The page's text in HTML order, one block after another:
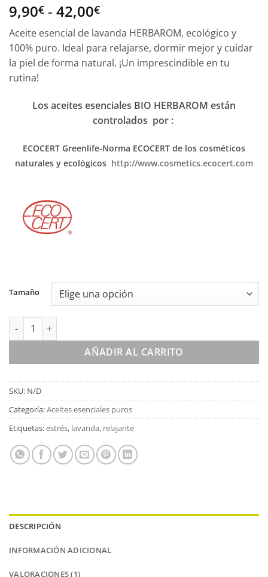
9,90€ - 42,00€Rango
precios:
desde
9,90€
42,00€
Aceite esencial de lavanda HERBAROM, ecológico y
100% puro. Ideal para relajarse, dormir mejor y cuidar
la piel de forma natural. ¡Un imprescindible en tu
rutina!
Los aceites esenciales BIO HERBAROM están
controlados por :
ECOCERT Greenlife-Norma ECOCERT de los cosméticos
naturales y ecológicos http://www.cosmetics.ecocert.com
Tamaño
Aceite esencial LAVANDA 100% puro y natural Bio (Lavandula
AÑADIR AL CARRITO
Alternative:
SKU: N/D
Categoría:Aceites esenciales puros
Etiquetas:estrés, lavanda, relajante
DESCRIPCIÓN
INFORMACIÓN ADICIONAL
VALORACIONES (1)